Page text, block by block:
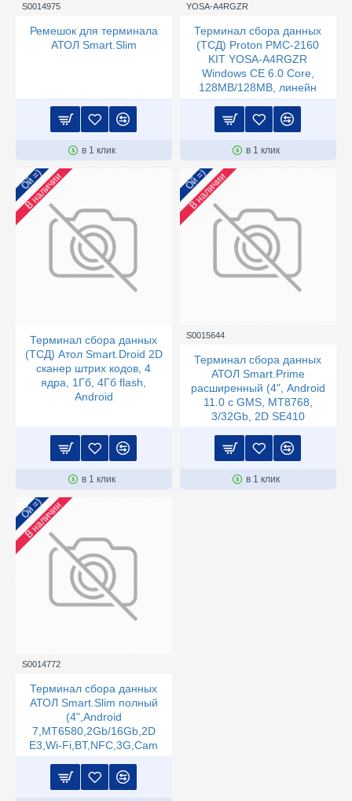
S0014975
Ремешок для терминала
АТОЛ Smart.Slim
в 1 клик
YOSA-A4RGZR
Терминал сбора данных
(ТСД) Proton PMC-2160
KIT YOSA-A4RGZR
Windows CE 6.0 Core,
128MB/128MB, линейн
в 1 клик
Ой =)
В наличии
Терминал сбора данных
(ТСД) Атол Smart.Droid 2D
сканер штрих кодов, 4
ядра, 1Гб, 4Гб flash,
Android
в 1 клик
Ой =)
В наличии
S0015644
Терминал сбора данных
АТОЛ Smart.Prime
расширенный (4", Android
11.0 с GMS, MT8768,
3/32Gb, 2D SE410
в 1 клик
Ой =)
В наличии
S0014772
Терминал сбора данных
АТОЛ Smart.Slim полный
(4",Android
7,MT6580,2Gb/16Gb,2D
E3,Wi-Fi,BT,NFC,3G,Cam